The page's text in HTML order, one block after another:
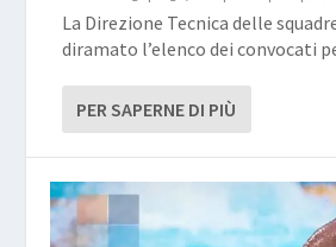
La Direzione Tecnica delle
diramato l’elenco dei convocati
PER SAPERNE DI PIÙ